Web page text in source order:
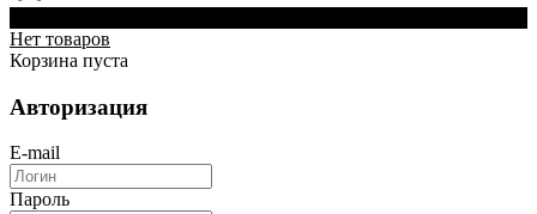
Нет товаров
Корзина пуста
Авторизация
E-mail
Пароль